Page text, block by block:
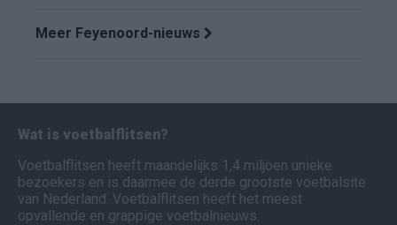
Meer Feyenoord-nieuws
Wat is voetbalflitsen?
Voetbalflitsen heeft maandelijks 1,4 miljoen unieke
bezoekers en is daarmee de derde grootste voetbalsite
van Nederland. Voetbalflitsen heeft het meest
opvallende en grappige voetbalnieuws.